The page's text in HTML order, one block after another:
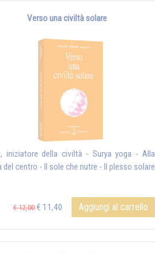
Verso una civiltà solare
iniziatore della civiltà - Surya yoga - Alla
del centro - Il sole che nutre - Il plesso solare
€ 12,00 € 11,40 Aggiungi al carrello